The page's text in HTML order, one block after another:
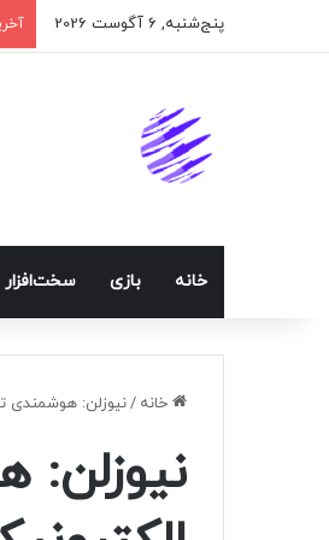
پنج‌شنبه, 6 آگوست 2026
خانه بازی سخت‌افزار
خانه /نیوزلن: هوشمندی
نیوزلن: